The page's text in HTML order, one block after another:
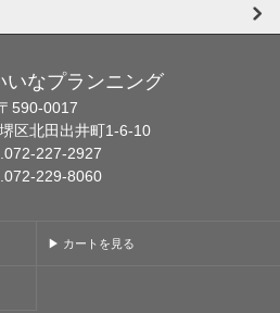
いなプランニング
590-0017
区北田出井町1-6-10
227-2927
229-8060
▶ カートを見る